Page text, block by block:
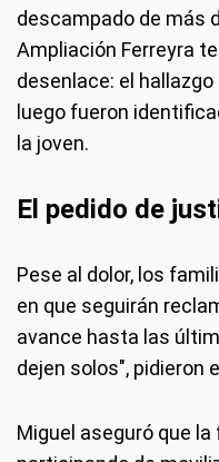
descampado de más
Ampliación Ferreyra
desenlace: el
luego fueron
la joven.
El pedido de
Pese al dolor, los
en que seguirán
avance hasta las
dejen solos", pidieron
Miguel aseguró que